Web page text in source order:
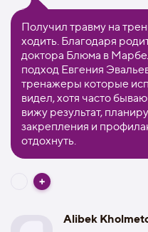
Получил травму на
ходить. Благодаря
доктора Блюма в
подход Евгения
тренажеры которые
видел, хотя часто
вижу результат,
закрепления и
отдохнуть.
Alibek